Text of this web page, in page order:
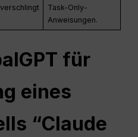
Task-Only-
Anweisungen.
für
eines
“Claude